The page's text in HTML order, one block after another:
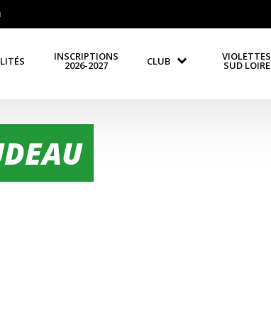
INSCRIPTIONS
2026-2027 CLUB VIOLETTES
SUD LOIRE